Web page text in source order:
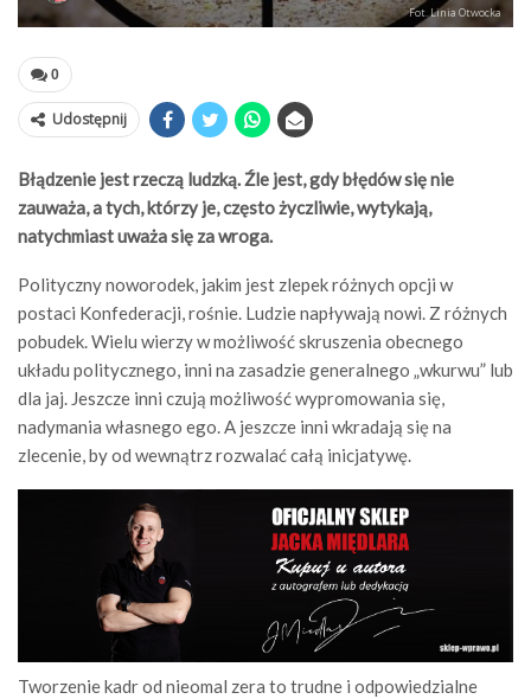
Fot. Linia Otwocka
0
Udostępnij
Błądzenie jest rzeczą ludzką. Źle jest, gdy błędów się nie
zauważa, a tych, którzy je, często życzliwie, wytykają,
natychmiast uważa się za wroga.
Polityczny noworodek, jakim jest zlepek różnych opcji w
postaci Konfederacji, rośnie. Ludzie napływają nowi. Z różnych
pobudek. Wielu wierzy w możliwość skruszenia obecnego
układu politycznego, inni na zasadzie generalnego „wkurwu” lub
dla jaj. Jeszcze inni czują możliwość wypromowania się,
nadymania własnego ego. A jeszcze inni wkradają się na
zlecenie, by od wewnątrz rozwalać całą inicjatywę.
Tworzenie kadr od nieomal zera to trudne i odpowiedzialne